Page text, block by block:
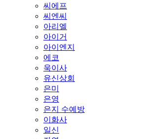
씨에프
씨엔씨
아리엘
아이거
아이엔지
에코
욱이사
유신상회
은미
은영
은지 수예방
이화사
일신